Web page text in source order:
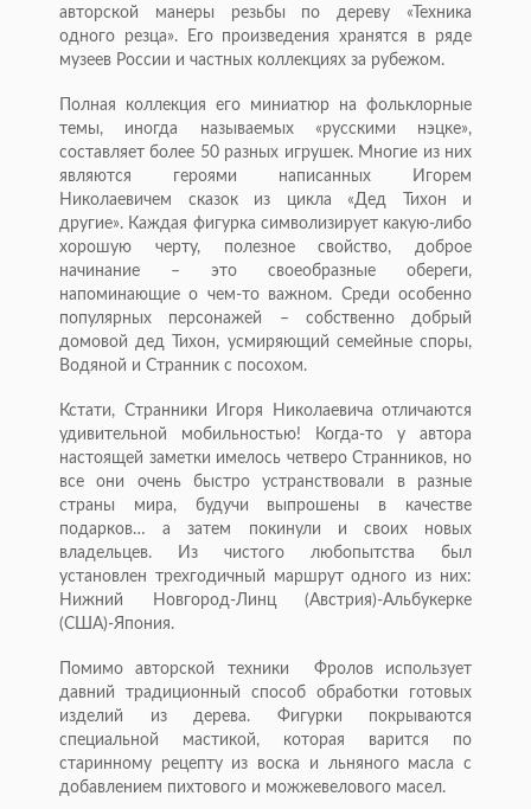
авторской манеры резьбы по дереву «Техника
одного резца». Его произведения хранятся в ряде
музеев России и частных коллекциях за рубежом.
Полная коллекция его миниатюр на фольклорные
темы, иногда называемых «русскими нэцке»,
составляет более 50 разных игрушек. Многие из них
являются героями написанных Игорем
Николаевичем сказок из цикла «Дед Тихон и
другие». Каждая фигурка символизирует какую-либо
хорошую черту, полезное свойство, доброе
начинание – это своеобразные обереги,
напоминающие о чем-то важном. Среди особенно
популярных персонажей – собственно добрый
домовой дед Тихон, усмиряющий семейные споры,
Водяной и Странник с посохом.
Кстати, Странники Игоря Николаевича отличаются
удивительной мобильностью! Когда-то у автора
настоящей заметки имелось четверо Странников, но
все они очень быстро устранствовали в разные
страны мира, будучи выпрошены в качестве
подарков… а затем покинули и своих новых
владельцев. Из чистого любопытства был
установлен трехгодичный маршрут одного из них:
Нижний Новгород-Линц (Австрия)-Альбукерке
(США)-Япония.
Помимо авторской техники Фролов использует
давний традиционный способ обработки готовых
изделий из дерева. Фигурки покрываются
специальной мастикой, которая варится по
старинному рецепту из воска и льняного масла с
добавлением пихтового и можжевелового масел.